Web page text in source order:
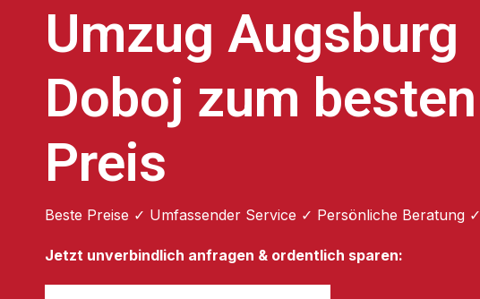
Umzug Augsburg
Doboj zum besten
Preis
Beste Preise ✓ Umfassender Service ✓ Persönliche Beratung ✓
Jetzt unverbindlich anfragen & ordentlich sparen: